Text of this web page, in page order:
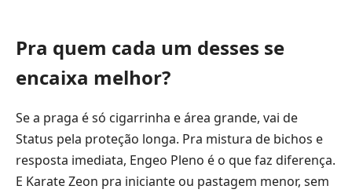
Pra quem cada um desses se
encaixa melhor?
Se a praga é só cigarrinha e área grande, vai de
Status pela proteção longa. Pra mistura de bichos e
resposta imediata, Engeo Pleno é o que faz diferença.
E Karate Zeon pra iniciante ou pastagem menor, sem